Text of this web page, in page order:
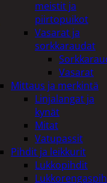
meistit ja
piirtopuikot
Vasarat ja
sorkkaraudat
Vasarat
Mittaus ja merkintä
Linjalangat ja
kynät
Mitat
Vatupassit
Pihdit ja leikkurit
Lukkopihdit